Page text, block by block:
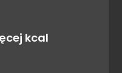
kcal